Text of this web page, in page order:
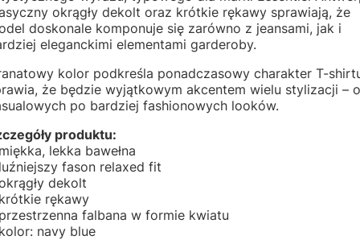
okrągły dekolt oraz krótkie rękawy sprawiają, że
doskonale komponuje się zarówno z jeansami, jak i
eleganckimi elementami garderoby.
kolor podkreśla ponadczasowy charakter T-
że będzie wyjątkowym akcentem wielu stylizacji –
po bardziej fashionowych looków.
produktu:
lekka bawełna
fason relaxed fit
dekolt
rękawy
falbana w formie kwiatu
navy blue